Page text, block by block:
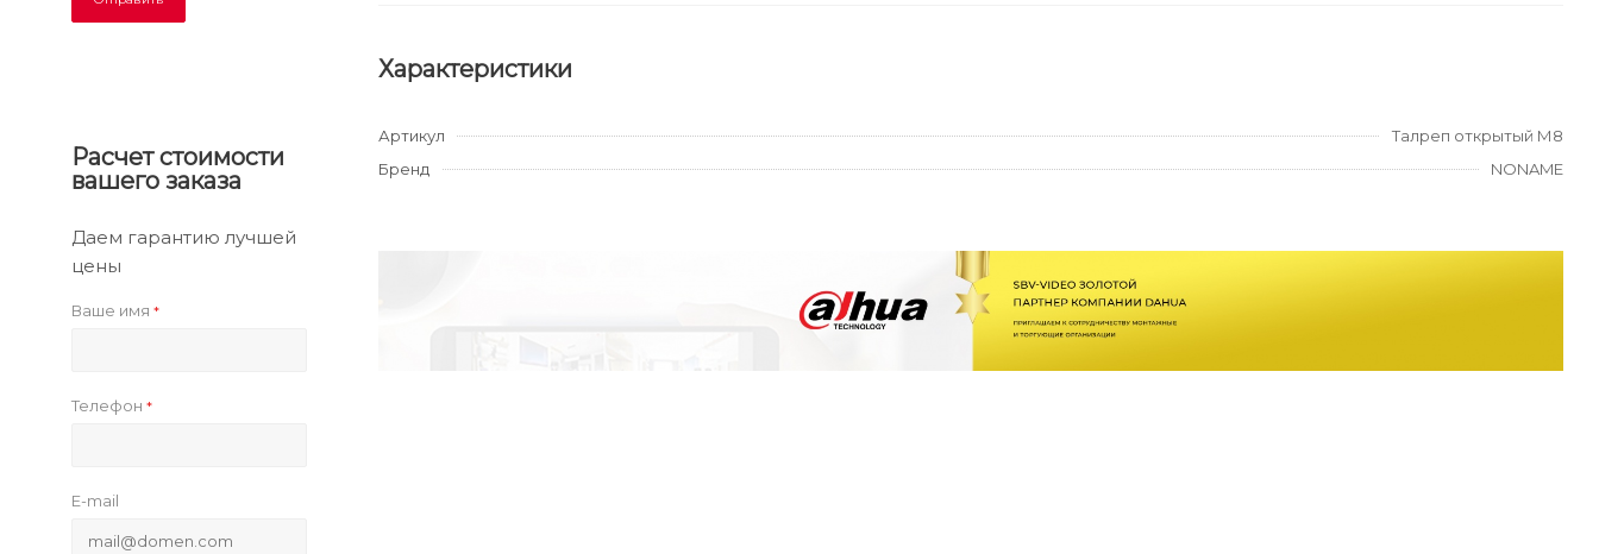
Характеристики
Артикул
Талреп открытый М8
Бренд
NONAME
Расчет стоимости
вашего заказа
Даем гарантию лучшей
цены
Ваше имя *
Телефон *
E-mail